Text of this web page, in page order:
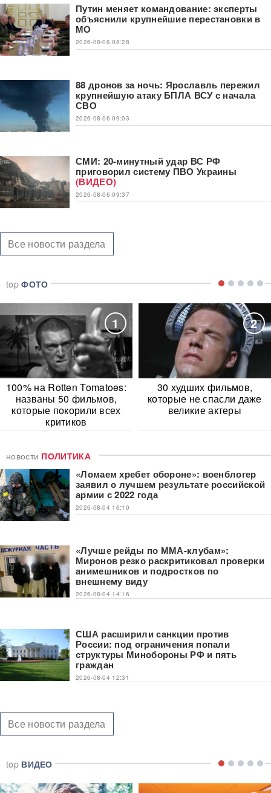
Путин меняет командование: эксперты
объяснили крупнейшие перестановки в
МО
2026-08-06 08:28
88 дронов за ночь: Ярославль пережил
крупнейшую атаку БПЛА ВСУ с начала
СВО
2026-08-06 09:03
СМИ: 20-минутный удар ВС РФ
приговорил систему ПВО Украины
(ВИДЕО)
2026-08-06 09:37
Все новости раздела
topФОТО
1
100% на Rotten Tomatoes:
названы 50 фильмов,
которые покорили всех
критиков
2
30 худших фильмов,
которые не спасли даже
великие актеры
новости ПОЛИТИКА
«Ломаем хребет обороне»: военблогер
заявил о лучшем результате российской
армии с 2022 года
2026-08-04 16:10
«Лучше рейды по ММА-клубам»:
Миронов резко раскритиковал проверки
анимешников и подростков по
внешнему виду
2026-08-04 14:16
США расширили санкции против
России: под ограничения попали
структуры Минобороны РФ и пять
граждан
2026-08-04 12:31
Все новости раздела
top ВИДЕО